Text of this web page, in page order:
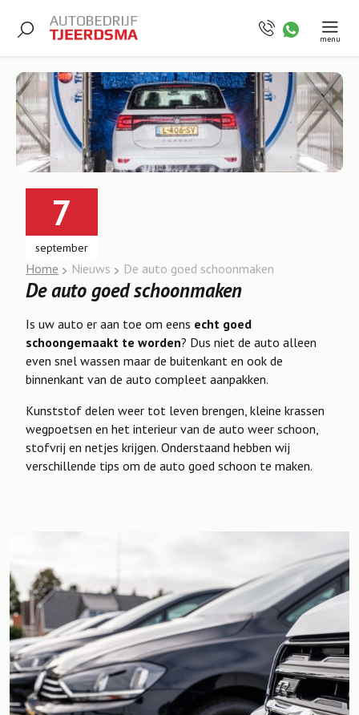
menu
7
september
Home Nieuws De auto goed schoonmaken
De auto goed schoonmaken
Is uw auto er aan toe om eens echt goed
schoongemaakt te worden? Dus niet de auto alleen
even snel wassen maar de buitenkant en ook de
binnenkant van de auto compleet aanpakken.
Kunststof delen weer tot leven brengen, kleine krassen
wegpoetsen en het interieur van de auto weer schoon,
stofvrij en netjes krijgen. Onderstaand hebben wij
verschillende tips om de auto goed schoon te maken.